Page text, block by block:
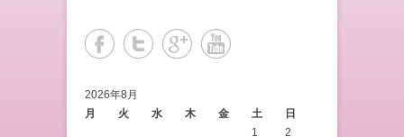
2026年8月
月
火 水 木 金 土
日
1
2